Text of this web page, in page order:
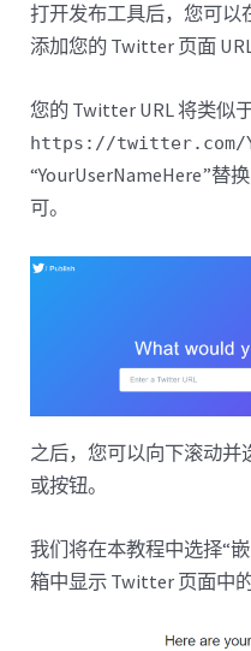
打开发布工具后，您可以
添加您的 Twitter 页面
您的 Twitter URL 将类似
https://twitter.com/
“YourUserNameHere”替
可。
之后，您可以向下滚动
或按钮。
我们将在本教程中选择“
箱中显示 Twitter 页面中的